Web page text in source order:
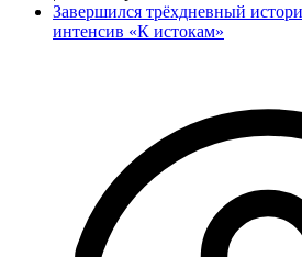
Завершился трёхдневный
интенсив «К истокам»